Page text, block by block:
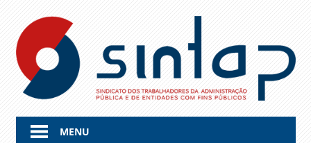
content
MENU